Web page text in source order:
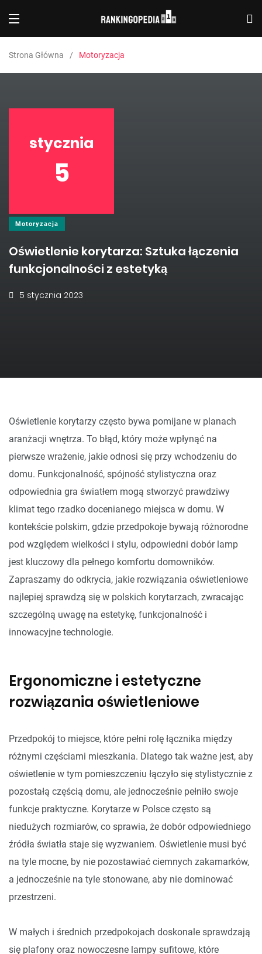
Strona Główna Motoryzacja
stycznia
5
Motoryzacja
Oświetlenie korytarza: Sztuka łączenia
funkcjonalności z estetyką
5 stycznia 2023
Oświetlenie korytarzy często bywa pomijane w planach
aranżacji wnętrza. To błąd, który może wpłynąć na
pierwsze wrażenie, jakie odnosi się przy wchodzeniu do
domu. Funkcjonalność, spójność stylistyczna oraz
odpowiednia gra światłem mogą stworzyć prawdziwy
klimat tego rzadko docenianego miejsca w domu. W
kontekście polskim, gdzie przedpokoje bywają różnorodne
pod względem wielkości i stylu, odpowiedni dobór lamp
jest kluczowy dla pełnego komfortu domowników.
Zapraszamy do odkrycia, jakie rozwiązania oświetleniowe
najlepiej sprawdzą się w polskich korytarzach, zwracając
szczególną uwagę na estetykę, funkcjonalność i
innowacyjne technologie.
Ergonomiczne i estetyczne
rozwiązania oświetleniowe
Przedpokój to miejsce, które pełni rolę łącznika między
różnymi częściami mieszkania. Dlatego tak ważne jest, aby
oświetlenie w tym pomieszczeniu łączyło się stylistycznie z
pozostałą częścią domu, ale jednocześnie pełniło swoje
funkcje praktyczne. Korytarze w Polsce często są
niedużych rozmiarów, co sprawia, że dobór odpowiedniego
źródła światła staje się wyzwaniem. Oświetlenie musi być
na tyle mocne, by nie pozostawiać ciemnych zakamarków,
a jednocześnie na tyle stonowane, aby nie dominować
przestrzeni.
W małych i średnich przedpokojach doskonale sprawdzają
się plafony oraz nowoczesne lampy sufitowe, które